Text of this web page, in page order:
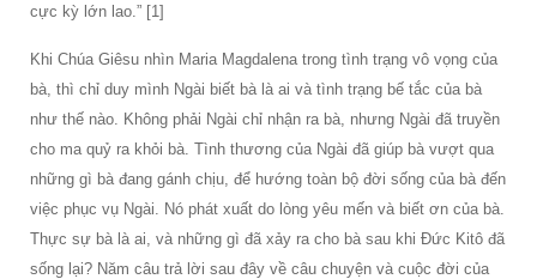
cực kỳ lớn lao.” [1]
Khi Chúa Giêsu nhìn Maria Magdalena trong tình trạng vô vọng của
bà, thì chỉ duy mình Ngài biết bà là ai và tình trạng bế tắc của bà
như thế nào. Không phải Ngài chỉ nhận ra bà, nhưng Ngài đã truyền
cho ma quỷ ra khỏi bà. Tình thương của Ngài đã giúp bà vượt qua
những gì bà đang gánh chịu, để hướng toàn bộ đời sống của bà đến
việc phục vụ Ngài. Nó phát xuất do lòng yêu mến và biết ơn của bà.
Thực sự bà là ai, và những gì đã xảy ra cho bà sau khi Đức Kitô đã
sống lại? Năm câu trả lời sau đây về câu chuyện và cuộc đời của